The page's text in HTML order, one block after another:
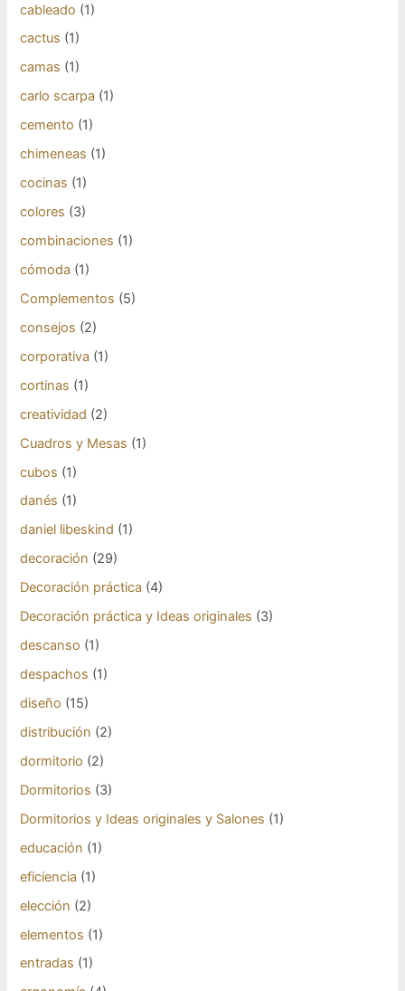
cableado (1)
cactus (1)
camas (1)
carlo scarpa (1)
cemento (1)
chimeneas (1)
cocinas (1)
colores (3)
combinaciones (1)
cómoda (1)
Complementos (5)
consejos (2)
corporativa (1)
cortinas (1)
creatividad (2)
Cuadros y Mesas (1)
cubos (1)
danés (1)
daniel libeskind (1)
decoración (29)
Decoración práctica (4)
Decoración práctica y Ideas originales (3)
descanso (1)
despachos (1)
diseño (15)
distribución (2)
dormitorio (2)
Dormitorios (3)
Dormitorios y Ideas originales y Salones (1)
educación (1)
eficiencia (1)
elección (2)
elementos (1)
entradas (1)